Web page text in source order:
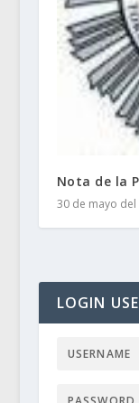
Nota de la
30 de mayo del
LOGIN